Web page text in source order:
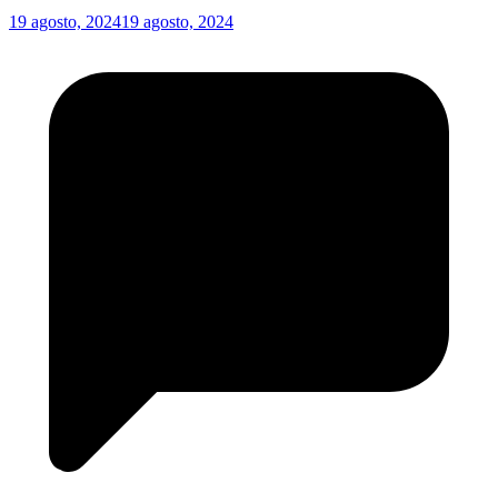
19 agosto, 202419 agosto, 2024